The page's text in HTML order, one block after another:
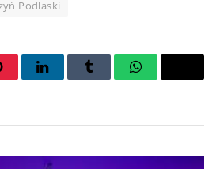
Podlaski
LinkedInTumblr WhatsAppEmail